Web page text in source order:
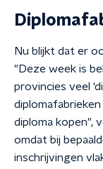
Nu blijkt dat er
"Deze week is
provincies veel
diploma kopen",
omdat bij
inschrijvingen